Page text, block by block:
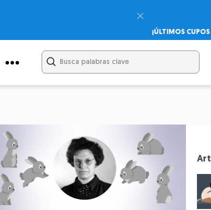
¡ÚLTIMOS